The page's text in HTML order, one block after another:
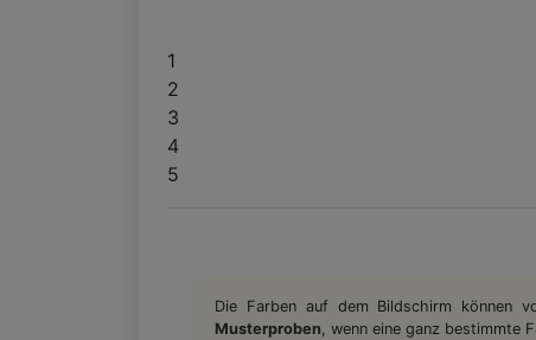
1
2
3
4
5
Die Farben auf dem Bildschirm können
Musterproben, wenn eine ganz bestimmte